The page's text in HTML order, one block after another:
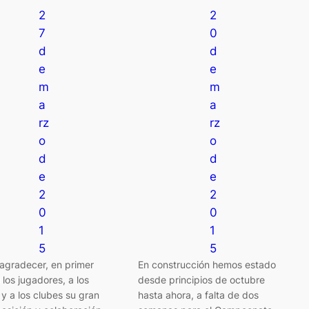
2
7
d
e
m
a
rz
o
d
e
2
0
1
5
en primer
los jugadores, a los
a los clubes su gran
2
0
d
e
m
a
rz
o
d
e
2
0
1
5
En construcción hemos estado
desde principios de octubre
hasta ahora, a falta de dos